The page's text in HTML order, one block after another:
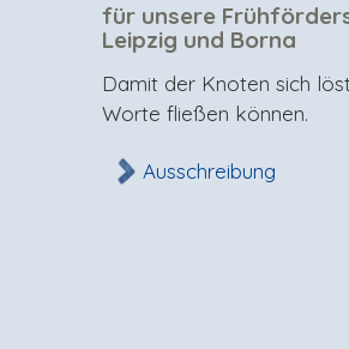
für unsere
Leipzig und Borna
Damit der Knoten sich
Worte fließen können.
Ausschreibung